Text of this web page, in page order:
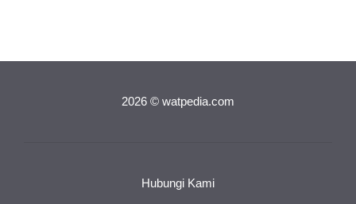
2026 © watpedia.com
Hubungi Kami